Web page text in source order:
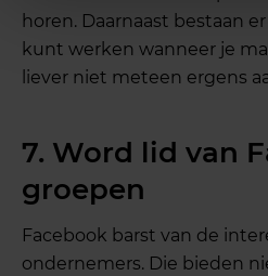
horen. Daarnaast bestaan
kunt werken wanneer je
liever niet meteen ergens
7. Word lid van
groepen
Facebook barst van de
ondernemers. Die bieden